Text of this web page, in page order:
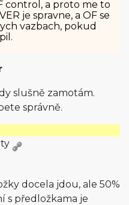
control, a proto me to
je spravne, a OF se
vazbach, pokud
slušně zamotám.
správně.
docela jdou, ale 50%
s předložkama je